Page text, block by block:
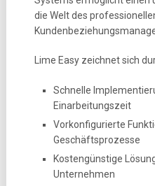
die Welt des
Lime Easy zeichnet sich
Schnelle
Einarbeitungszeit
Vorkonfigurierte
Geschäftsprozesse
Kostengünstige
Unternehmen